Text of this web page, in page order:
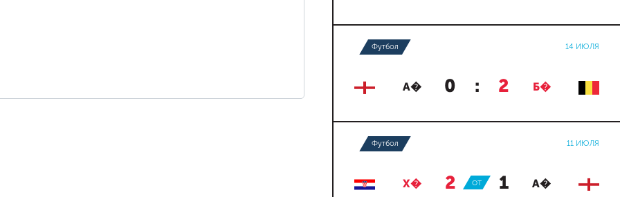
Футбол 14 ИЮЛЯ
А� 0 : 2 Б�
Футбол 11 ИЮЛЯ
Х� 2 : 1 А�
ОТ